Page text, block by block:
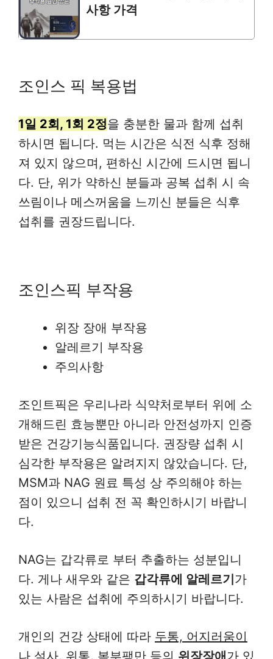
사항 가격
조인스 픽 복용법
1일 2회, 1회 2정을 충분한 물과 함께 섭취
하시면 됩니다. 먹는 시간은 식전 식후 정해
져 있지 않으며, 편하신 시간에 드시면 됩니
다. 단, 위가 약하신 분들과 공복 섭취 시 속
쓰림이나 메스꺼움을 느끼신 분들은 식후
섭취를 권장드립니다.
조인스픽 부작용
위장 장애 부작용
알레르기 부작용
주의사항
조인트픽은 우리나라 식약처로부터 위에 소
개해드린 효능뿐만 아니라 안전성까지 인증
받은 건강기능식품입니다. 권장량 섭취 시
심각한 부작용은 알려지지 않았습니다. 단,
MSM과 NAG 원료 특성 상 주의해야 하는
점이 있으니 섭취 전 꼭 확인하시기 바랍니
다.
NAG는 갑각류로 부터 추출하는 성분입니
다. 게나 새우와 같은 갑각류에 알레르기가
있는 사람은 섭취에 주의하시기 바랍니다.
개인의 건강 상태에 따라 두통, 어지러움이
나 설사, 위통, 복부팽만 등의 위장장애가 있